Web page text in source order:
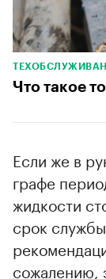
Что такое
Если же в
графе
жидкости
срок
сожалению,